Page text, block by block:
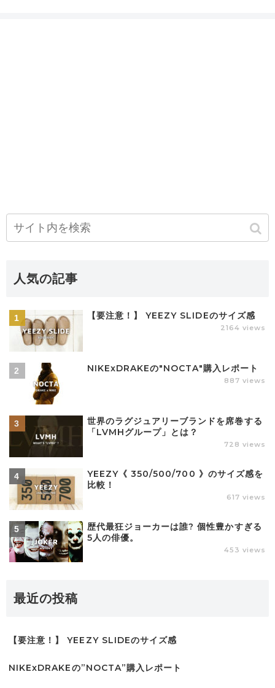
人気の記事
【要注意！】 YEEZY SLIDEのサイズ感
2164 views
NIKExDRAKEの"NOCTA"購入レポート
887 views
世界のラグジュアリーブランドを席巻する
「LVMHグループ」とは？
728 views
YEEZY《 350/500/700 》のサイズ感を
比較！
617 views
歴代最狂ジョーカーは誰? 個性豊かすぎる
5人の俳優。
453 views
最近の投稿
【要注意！】 YEEZY SLIDEのサイズ感
NIKExDRAKEの”NOCTA”購入レポート